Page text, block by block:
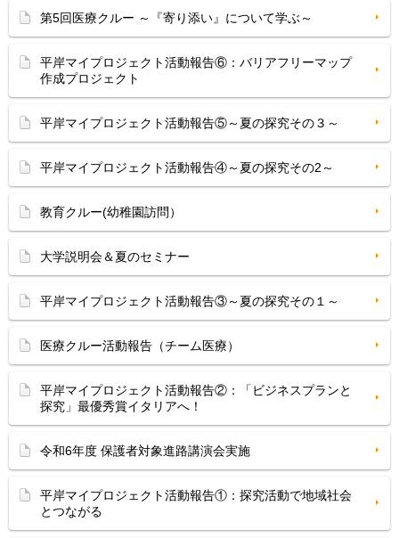
第5回医療クルー ～『寄り添い』について学ぶ～
平岸マイプロジェクト活動報告⑥：バリアフリーマップ
作成プロジェクト
平岸マイプロジェクト活動報告⑤～夏の探究その３～
平岸マイプロジェクト活動報告④～夏の探究その2～
教育クルー(幼稚園訪問）
大学説明会＆夏のセミナー
平岸マイプロジェクト活動報告③～夏の探究その１～
医療クルー活動報告（チーム医療）
平岸マイプロジェクト活動報告②：「ビジネスプランと
探究」最優秀賞イタリアへ！
令和6年度 保護者対象進路講演会実施
平岸マイプロジェクト活動報告①：探究活動で地域社会
とつながる